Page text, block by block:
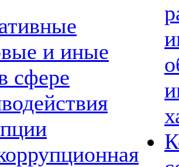
и иные
сфере